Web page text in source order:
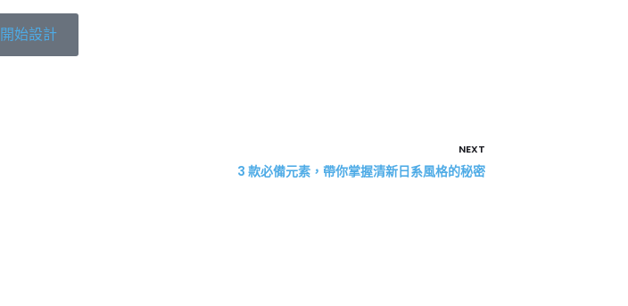
開始設計
NEXT
3 款必備元素，帶你掌握清新日系風格的秘密